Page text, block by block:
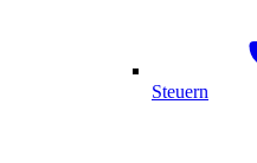
Steuern